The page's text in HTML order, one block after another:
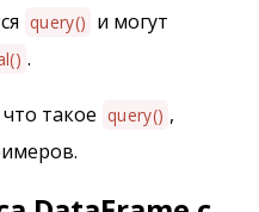
query() и могут
.
такое query() ,